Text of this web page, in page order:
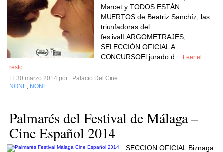
Marcet y TODOS ESTÁN
MUERTOS de Beatriz Sanchíz, las
triunfadoras del
festivalLARGOMETRAJES,
SELECCIÓN OFICIAL A
CONCURSOEl jurado d...
Leer el
resto
El 30 marzo 2014 por
Palacio Del Cine
NONE NONE
Palmarés del Festival de Málaga –
Cine Español 2014
SECCION OFICIAL Biznaga